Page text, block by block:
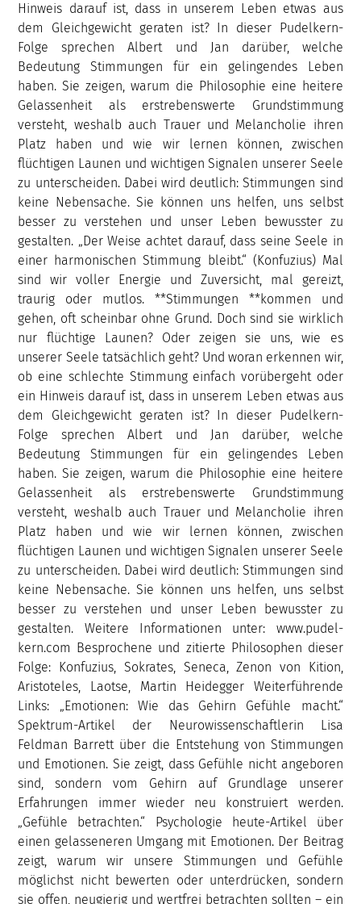
Hinweis darauf ist, dass in unserem Leben etwas aus
dem Gleichgewicht geraten ist? In dieser Pudelkern-
Folge sprechen Albert und Jan darüber, welche
Bedeutung Stimmungen für ein gelingendes Leben
haben. Sie zeigen, warum die Philosophie eine heitere
Gelassenheit als erstrebenswerte Grundstimmung
versteht, weshalb auch Trauer und Melancholie ihren
Platz haben und wie wir lernen können, zwischen
flüchtigen Launen und wichtigen Signalen unserer Seele
zu unterscheiden. Dabei wird deutlich: Stimmungen sind
keine Nebensache. Sie können uns helfen, uns selbst
besser zu verstehen und unser Leben bewusster zu
gestalten. „Der Weise achtet darauf, dass seine Seele in
einer harmonischen Stimmung bleibt.“ (Konfuzius) Mal
sind wir voller Energie und Zuversicht, mal gereizt,
traurig oder mutlos. **Stimmungen **kommen und
gehen, oft scheinbar ohne Grund. Doch sind sie wirklich
nur flüchtige Launen? Oder zeigen sie uns, wie es
unserer Seele tatsächlich geht? Und woran erkennen wir,
ob eine schlechte Stimmung einfach vorübergeht oder
ein Hinweis darauf ist, dass in unserem Leben etwas aus
dem Gleichgewicht geraten ist? In dieser Pudelkern-
Folge sprechen Albert und Jan darüber, welche
Bedeutung Stimmungen für ein gelingendes Leben
haben. Sie zeigen, warum die Philosophie eine heitere
Gelassenheit als erstrebenswerte Grundstimmung
versteht, weshalb auch Trauer und Melancholie ihren
Platz haben und wie wir lernen können, zwischen
flüchtigen Launen und wichtigen Signalen unserer Seele
zu unterscheiden. Dabei wird deutlich: Stimmungen sind
keine Nebensache. Sie können uns helfen, uns selbst
besser zu verstehen und unser Leben bewusster zu
gestalten. Weitere Informationen unter: www.pudel-
kern.com Besprochene und zitierte Philosophen dieser
Folge: Konfuzius, Sokrates, Seneca, Zenon von Kition,
Aristoteles, Laotse, Martin Heidegger Weiterführende
Links: „Emotionen: Wie das Gehirn Gefühle macht.“
Spektrum-Artikel der Neurowissenschaftlerin Lisa
Feldman Barrett über die Entstehung von Stimmungen
und Emotionen. Sie zeigt, dass Gefühle nicht angeboren
sind, sondern vom Gehirn auf Grundlage unserer
Erfahrungen immer wieder neu konstruiert werden.
„Gefühle betrachten.“ Psychologie heute-Artikel über
einen gelasseneren Umgang mit Emotionen. Der Beitrag
zeigt, warum wir unsere Stimmungen und Gefühle
möglichst nicht bewerten oder unterdrücken, sondern
sie offen, neugierig und wertfrei betrachten sollten – ein